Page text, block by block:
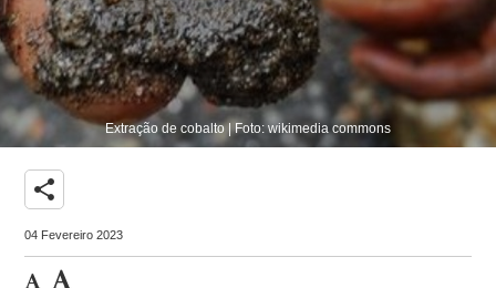
Extração de cobalto | Foto: wikimedia commons
share
04 Fevereiro 2023